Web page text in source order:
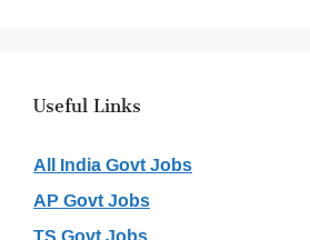
Useful Links
All India Govt Jobs
AP Govt Jobs